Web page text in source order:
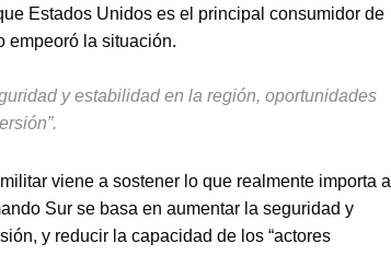
Estados Unidos es el principal consumidor de
empeoró la situación.
y estabilidad en la región, oportunidades
viene a sostener lo que realmente importa al
Sur se basa en aumentar la seguridad y
y reducir la capacidad de los “actores